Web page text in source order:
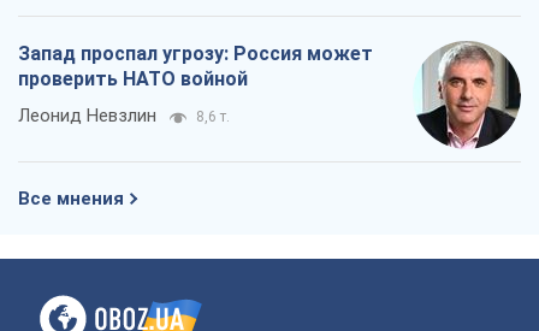
Запад проспал угрозу: Россия может
проверить НАТО войной
Леонид Невзлин 8,6 т.
Все мнения